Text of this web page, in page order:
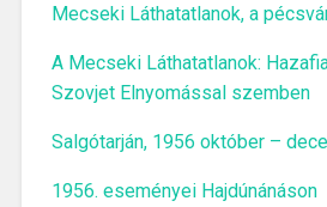
Mecseki Láthatatlanok, a
A Mecseki Láthatatlanok:
Szovjet Elnyomással szemben
Salgótarján, 1956 október –
1956. eseményei Hajdúnánáson